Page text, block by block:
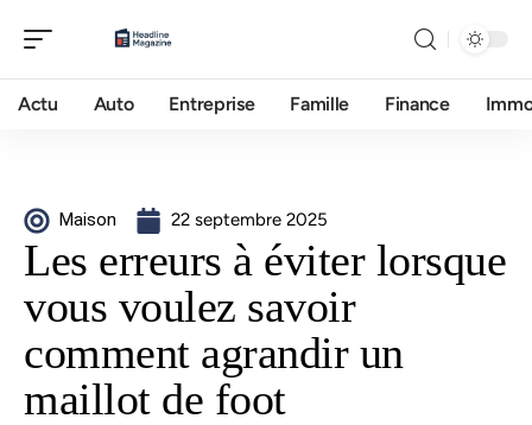
Actu Auto Entreprise Famille Finance
Maison 22 septembre 2025
Les erreurs à éviter lorsque
vous voulez savoir
comment agrandir un
maillot de foot